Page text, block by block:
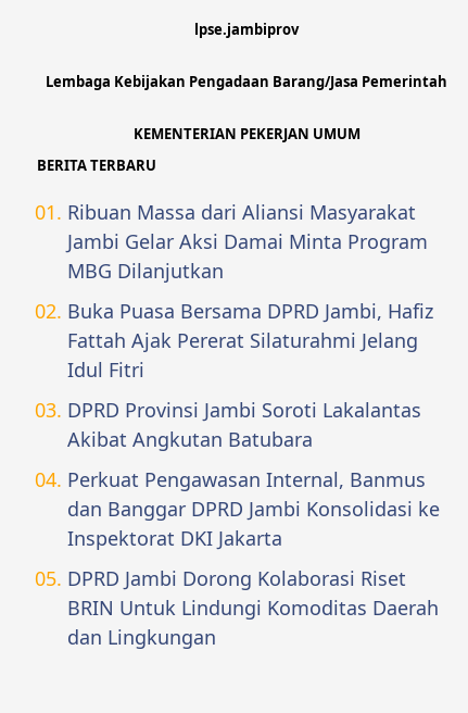
lpse.jambiprov
Lembaga Kebijakan Pengadaan Barang/Jasa Pemerintah
KEMENTERIAN PEKERJAN UMUM
BERITA TERBARU
Ribuan Massa dari Aliansi Masyarakat
Jambi Gelar Aksi Damai Minta Program
MBG Dilanjutkan
Buka Puasa Bersama DPRD Jambi, Hafiz
Fattah Ajak Pererat Silaturahmi Jelang
Idul Fitri
DPRD Provinsi Jambi Soroti Lakalantas
Akibat Angkutan Batubara
Perkuat Pengawasan Internal, Banmus
dan Banggar DPRD Jambi Konsolidasi ke
Inspektorat DKI Jakarta
DPRD Jambi Dorong Kolaborasi Riset
BRIN Untuk Lindungi Komoditas Daerah
dan Lingkungan